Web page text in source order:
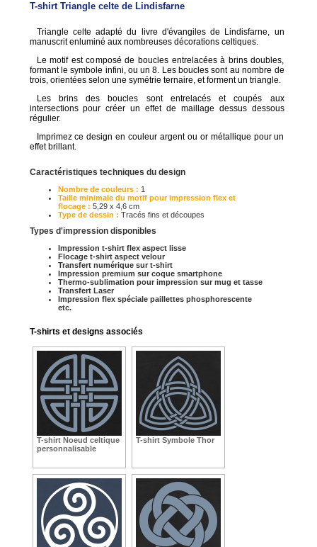
T-shirt Triangle celte de Lindisfarne
Triangle celte adapté du livre d'évangiles de Lindisfarne, un
manuscrit enluminé aux nombreuses décorations celtiques.
Le motif est composé de boucles entrelacées à brins doubles,
formant le symbole infini, ou un 8. Les boucles sont au nombre de
trois, orientées selon une symétrie ternaire, et forment un triangle.
Les brins des boucles sont entrelacés et coupés aux
intersections pour créer un effet de maillage dessus dessous
régulier.
Imprimez ce design en couleur argent ou or métallique pour un
effet brillant.
Caractéristiques techniques du design
Nombre de couleurs : 1
Taille minimale du motif pour impression flex et
flocage : 5,29 x 4,6 cm
Type de dessin : Tracés fins et découpes
Types d'impression disponibles
Impression t-shirt flex aspect lisse
Flocage t-shirt aspect velour
Transfert numérique sur t-shirt
Impression premium sur coque smartphone
Thermo-sublimation pour impression sur mug et tasse
Transfert Laser
Impression flex spéciale paillettes phosphorescente
etc.
T-shirts et designs associés
T-shirt Noeud celtique
personnalisable
T-shirt Symbole Thor